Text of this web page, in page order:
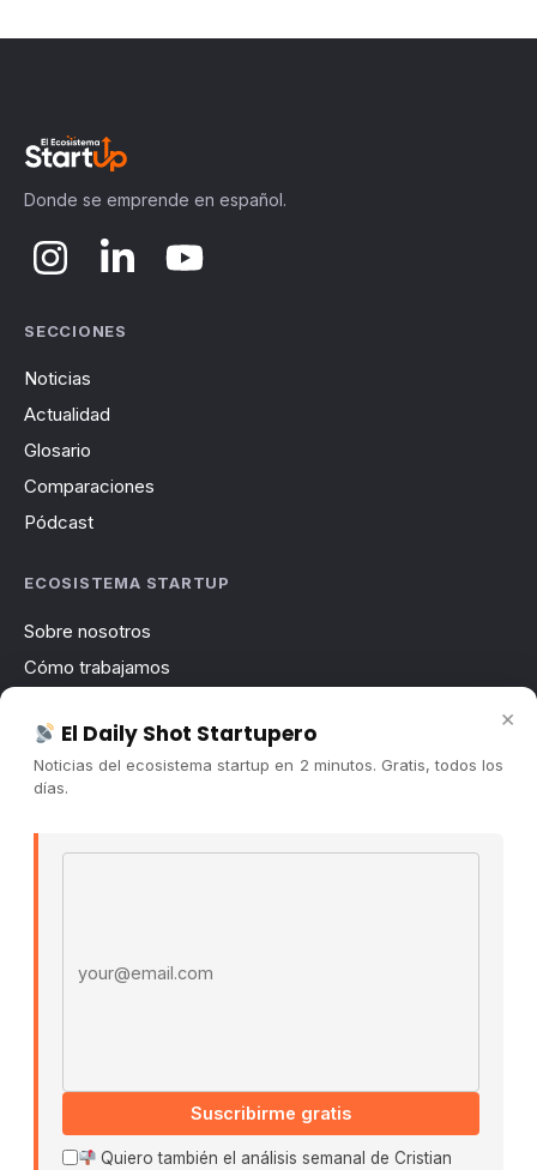
Donde se emprende en español.
SECCIONES
Noticias
Actualidad
Glosario
Comparaciones
Pódcast
ECOSISTEMA STARTUP
Sobre nosotros
Cómo trabajamos
Contacto
Publicidad
Políticas De Privacidad · Términos De Uso
×
El Daily Shot Startupero
Noticias del ecosistema startup en 2 minutos. Gratis, todos los
días.
Suscribirme gratis
Quiero también el análisis semanal de Cristian